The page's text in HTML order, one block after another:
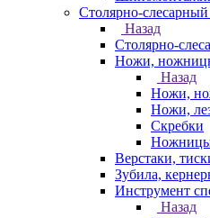
Столярно-
Назад
Столярно-
Ножи,
Назад
Ножи,
Ножи,
Скребки
Ножницы
Верстаки,
Зубила,
Инструмент
Назад